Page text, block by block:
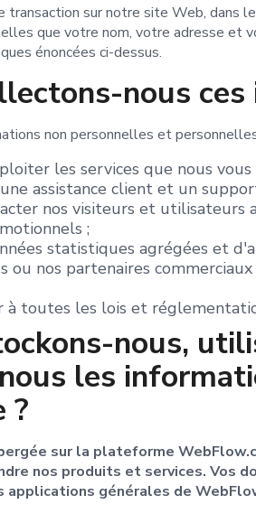
transaction sur notre site Web, dans
que votre nom, votre adresse et
énoncées ci-dessus.
nous
non personnelles et
les services que nous vous
assistance client et un
nos visiteurs et utilisateurs
;
statistiques agrégées et
ou nos partenaires
à toutes les lois et
nous,
les
?
sur la plateforme
nos produits et services. Vos
applications générales de